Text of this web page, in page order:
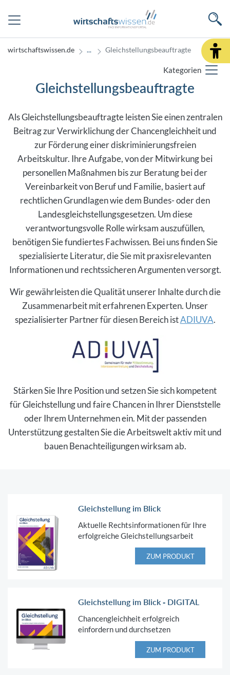
wirtschaftswissen.de Gleichstellungsbeauftragte
Gleichstellungsbeauftragte
Als Gleichstellungsbeauftragte leisten Sie einen zentralen
Beitrag zur Verwirklichung der Chancengleichheit und
zur Förderung einer diskriminierungsfreien
Arbeitskultur. Ihre Aufgabe, von der Mitwirkung bei
personellen Maßnahmen bis zur Beratung bei der
Vereinbarkeit von Beruf und Familie, basiert auf
rechtlichen Grundlagen wie dem Bundes- oder den
Landesgleichstellungsgesetzen. Um diese
verantwortungsvolle Rolle wirksam auszufüllen,
benötigen Sie fundiertes Fachwissen. Bei uns finden Sie
spezialisierte Literatur, die Sie mit praxisrelevanten
Informationen und rechtssicheren Argumenten versorgt.
Wir gewährleisten die Qualität unserer Inhalte durch die
Zusammenarbeit mit erfahrenen Experten. Unser
spezialisierter Partner für diesen Bereich istADIUVA.
Stärken Sie Ihre Position und setzen Sie sich kompetent
für Gleichstellung und faire Chancen in Ihrer Dienststelle
oder Ihrem Unternehmen ein. Mit der passenden
Unterstützung gestalten Sie die Arbeitswelt aktiv mit und
bauen Benachteiligungen wirksam ab.
Kategorien
Gleichstellung im Blick
Aktuelle Rechtsinformationen für Ihre
erfolgreiche Gleichstellungsarbeit
ZUM PRODUKT
Gleichstellung im Blick - DIGITAL
Chancengleichheit erfolgreich
einfordern und durchsetzen
ZUM PRODUKT